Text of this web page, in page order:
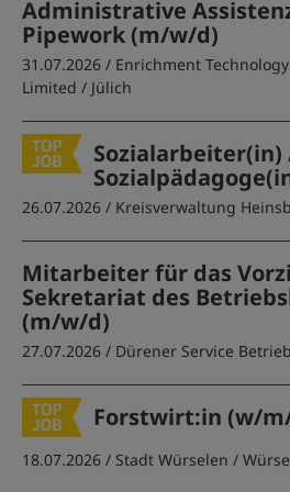
Administrative
Pipework (m/w/d)
31.07.2026 / Enrichment
Limited / Jülich
Sozialarbeiter(in)
26.07.2026 / Kreisverwaltung
Mitarbeiter für das
Sekretariat des
(m/w/d)
27.07.2026 / Dürener Service Betrieb
Forstwirt:in (w/
18.07.2026 / Stadt Würselen /